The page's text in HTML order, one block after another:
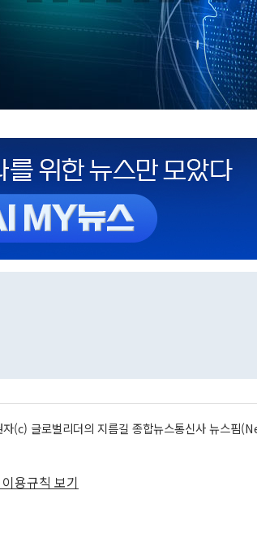
자(c) 글로벌리더의 지름길 종합뉴스통신사 뉴스핌
용규칙 보기